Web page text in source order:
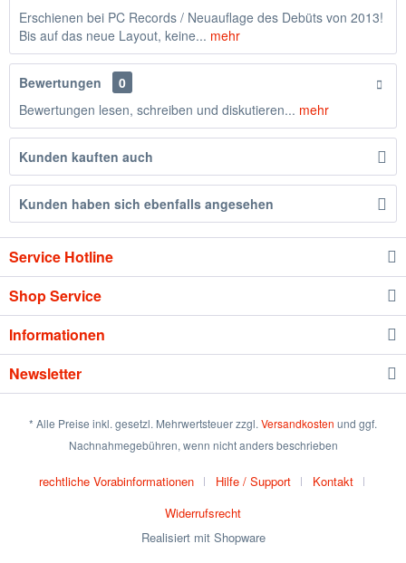
Erschienen bei PC Records / Neuauflage des Debüts von 2013!
Bis auf das neue Layout, keine... mehr
Bewertungen
0
Bewertungen lesen, schreiben und diskutieren... mehr
Kunden kauften auch
Kunden haben sich ebenfalls angesehen
Service Hotline
Shop Service
Informationen
Newsletter
* Alle Preise inkl. gesetzl. Mehrwertsteuer zzgl. Versandkosten und ggf.
Nachnahmegebühren, wenn nicht anders beschrieben
rechtliche Vorabinformationen Hilfe / Support
Kontakt
Widerrufsrecht
Realisiert mit Shopware